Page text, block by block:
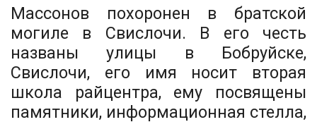
Массонов похоронен в братской
могиле в Свислочи. В его честь
названы улицы в Бобруйске,
Свислочи, его имя носит вторая
школа райцентра, ему посвящены
памятники, информационная стелла,